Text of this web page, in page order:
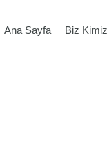
Ana Sayfa Biz Kimiz